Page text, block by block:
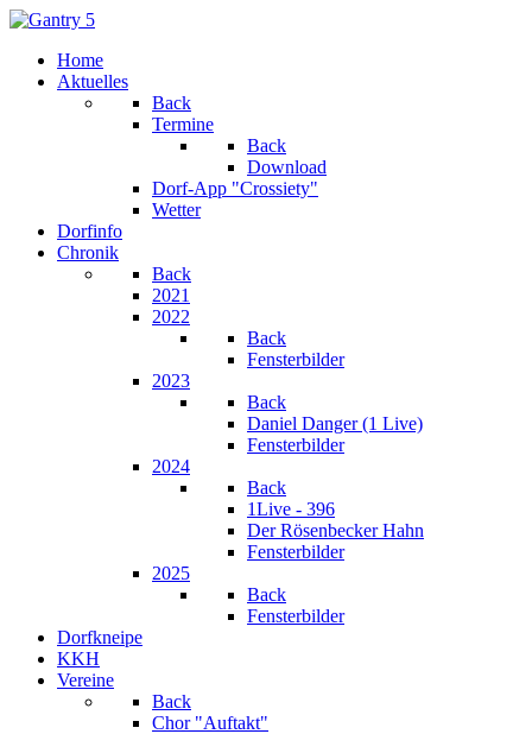
Home
Aktuelles
Back
Termine
Back
Download
Dorf-App "Crossiety"
Wetter
Dorfinfo
Chronik
Back
2021
2022
Back
Fensterbilder
2023
Back
Daniel Danger (1 Live)
Fensterbilder
2024
Back
1Live - 396
Der Rösenbecker Hahn
Fensterbilder
2025
Back
Fensterbilder
Dorfkneipe
KKH
Vereine
Back
Chor "Auftakt"